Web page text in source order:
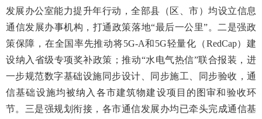
发展办公室能力提升年行动，全部县（区、市）均设立信息
通信发展办事机构，打通政策落地“最后一公里”。二是强政
策保障，在全国率先推动将5G-A和5G轻量化（RedCap）建
设纳入省级专项奖补政策；推动“水电气热信”联合报装，进
一步规范数字基础设施同步设计、同步施工、同步验收，通
信基础设施均被纳入各市建筑物建设项目的图审和验收环
节。三是强规划衔接，各市通信发展办均已牵头完成通信基